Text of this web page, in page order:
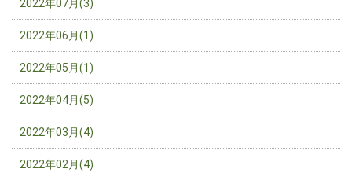
2022年07月(3)
2022年06月(1)
2022年05月(1)
2022年04月(5)
2022年03月(4)
2022年02月(4)